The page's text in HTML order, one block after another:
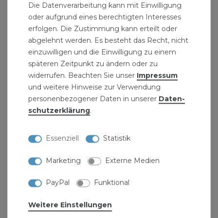
Messing Formteile mit metrischen Gewinde
und Klemmringverschraubungen
Messing Rohrfittinge zum Anschluss von
Bauteilen, Rohren und Armaturen
Klemmring-Anschlussverschraubungen aus
dem Hause Caleffi
Klemmverbinder für PE-Rohre
Produktdaten Messing Verschraubung 63 mm x 1
Anschlussverschraubung 1 1/2 Zoll AG
Reduzierung aus Messing
max. Betriebsdruck: 16 bar
Die Datenverarbeitung kann mit Einwilligung
oder aufgrund eines berechtigten Interesses
erfolgen. Die Zustimmung kann erteilt oder
abgelehnt werden. Es besteht das Recht, nicht
einzuwilligen und die Einwilligung zu einem
späteren Zeitpunkt zu ändern oder zu
widerrufen. Beachten Sie unser Impressum
und weitere Hinweise zur Verwendung
personenbezogener Daten in unserer Daten­
schutz­erklärung.
Essenziell Statistik
Marketing Externe Medien
PayPal Funktional
Weitere Einstellungen